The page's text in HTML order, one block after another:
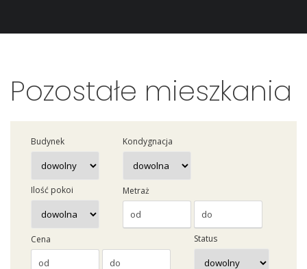
Pozostałe mieszkania
Budynek Kondygnacja
Ilość pokoi Metraż
Cena Status